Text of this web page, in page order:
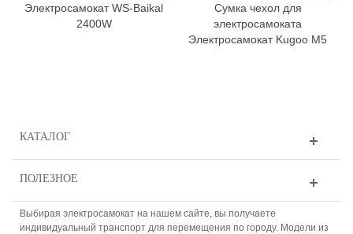
Электросамокат WS-Baikal
2400W
Cумка чехол для
электросамоката
Электросамокат Kugoo M5
КАТАЛОГ
ПОЛЕЗНОЕ
Выбирая электросамокат на нашем сайте, вы получаете
индивидуальный транспорт для перемещения по городу. Модели из